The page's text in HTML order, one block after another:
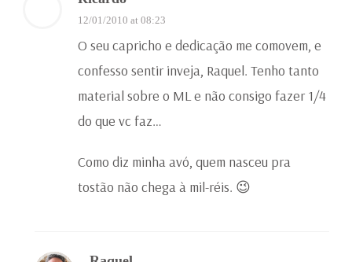
12/01/2010 at 08:23
O seu capricho e dedicação me comovem, e
confesso sentir inveja, Raquel. Tenho tanto
material sobre o ML e não consigo fazer 1/4
do que vc faz…
Como diz minha avó, quem nasceu pra
tostão não chega à mil-réis. 😉